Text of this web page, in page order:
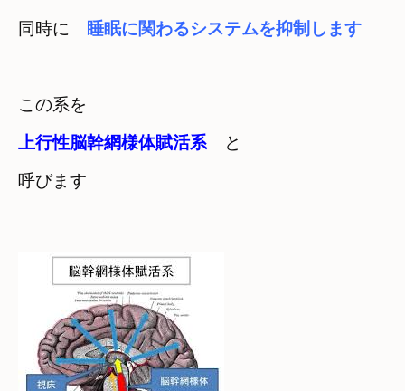
同時に 睡眠に関わるシステムを抑制します
上行性脳幹網様体賦活系 と
呼びます